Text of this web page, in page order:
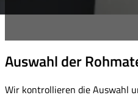
Auswahl der
Wir kontrollieren die Auswahl